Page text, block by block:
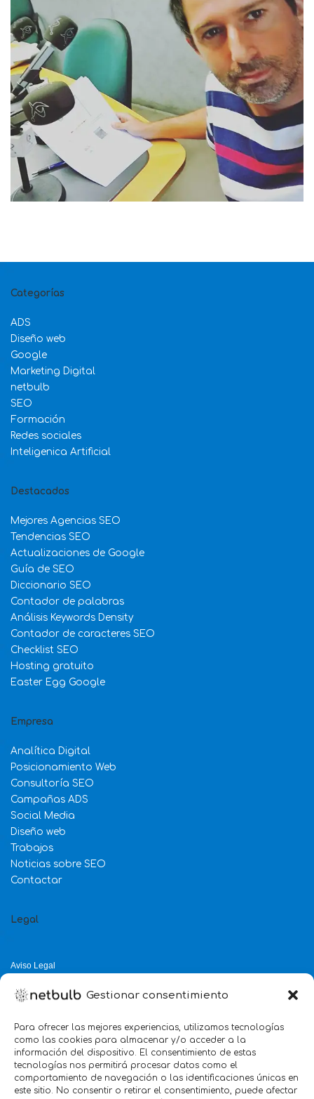
Gestionar consentimiento
Para ofrecer las mejores experiencias, utilizamos tecnologías
como las cookies para almacenar y/o acceder a la
información del dispositivo. El consentimiento de estas
tecnologías nos permitirá procesar datos como el
comportamiento de navegación o las identificaciones únicas en
este sitio. No consentir o retirar el consentimiento, puede afectar
Categorías
ADS
Diseño web
Google
Marketing Digital
netbulb
SEO
Formación
Redes sociales
Inteligenica Artificial
Destacados
Mejores Agencias SEO
Tendencias SEO
Actualizaciones de Google
Guía de SEO
Diccionario SEO
Contador de palabras
Análisis Keywords Density
Contador de caracteres SEO
Checklist SEO
Hosting gratuito
Easter Egg Google
Empresa
Analítica Digital
Posicionamiento Web
Consultoría SEO
Campañas ADS
Social Media
Diseño web
Trabajos
Noticias sobre SEO
Contactar
Legal
Aviso Legal
Política de Cookies
5.0
Servicio mejor valorado 2025
verificado por: Trustindex